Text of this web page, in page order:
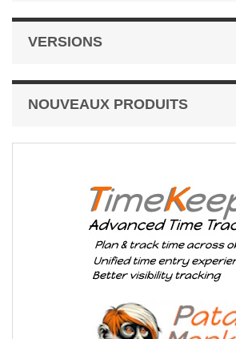
VERSIONS
NOUVEAUX PRODUITS